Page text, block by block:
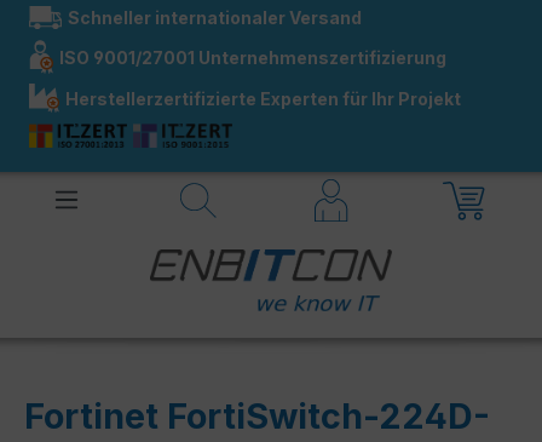
springen
Schneller internationaler Versand
ISO 9001/27001 Unternehmenszertifizierung
Herstellerzertifizierte Experten für Ihr Projekt
Fortinet FortiSwitch-224D-